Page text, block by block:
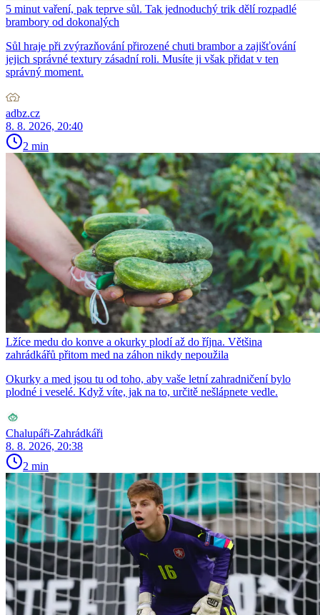
5 minut vaření, pak teprve sůl. Tak jednoduchý trik dělí rozpadlé
brambory od dokonalých
Sůl hraje při zvýrazňování přirozené chuti brambor a zajišťování
jejich správné textury zásadní roli. Musíte ji však přidat v ten
správný moment.
adbz.cz
8. 8. 2026, 20:40
2 min
Lžíce medu do konve a okurky plodí až do října. Většina
zahrádkářů přitom med na záhon nikdy nepoužila
Okurky a med jsou tu od toho, aby vaše letní zahradničení bylo
plodné i veselé. Když víte, jak na to, určitě nešlápnete vedle.
Chalupáři-Zahrádkáři
8. 8. 2026, 20:38
2 min